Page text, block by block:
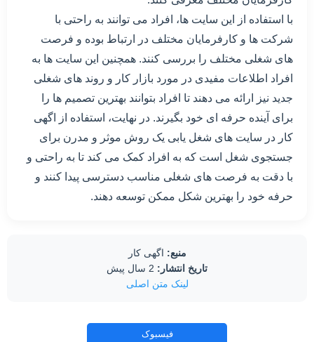
با استفاده از این سایت ها، افراد می توانند به راحتی با
شرکت ها و کارفرمایان مختلف در ارتباط بوده و فرصت
های شغلی مختلف را بررسی کنند. همچنین این سایت ها به
افراد اطلاعات مفیدی در مورد بازار کار و روند های شغلی
جدید نیز ارائه می دهند تا افراد بتوانند بهترین تصمیم ها را
برای آینده حرفه ای خود بگیرند. در نهایت، استفاده از اگهی
کار در سایت های شغل یابی یک روش موثر و مدرن برای
جستجوی شغل است که به افراد کمک می کند تا به راحتی و
با دقت به فرصت های شغلی مناسب دسترسی پیدا کنند و
حرفه خود را بهترین شکل ممکن توسعه دهند.
منبع: اگهی کار
تاریخ انتشار:
لینک متن اصلی
فیسبوک